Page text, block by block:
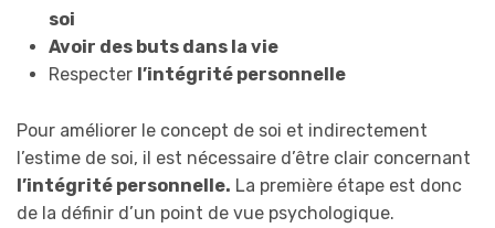
soi
Avoir des buts dans la vie
Respecter l’intégrité personnelle
Pour améliorer le concept de soi et indirectement
l’estime de soi, il est nécessaire d’être clair concernant
l’intégrité personnelle. La première étape est donc
de la définir d’un point de vue psychologique.